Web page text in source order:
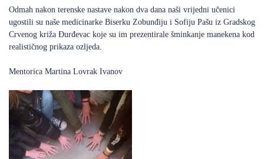
Odmah nakon terenske nastave nakon dva dana naši vrijedni učenici
ugostili su naše medicinarke Biserku Zobunđiju i Sofiju Pašu iz Gradskog
Crvenog križa Đurđevac koje su im prezentirale šminkanje manekena kod
realističnog prikaza ozljeda.
Mentorica Martina Lovrak Ivanov